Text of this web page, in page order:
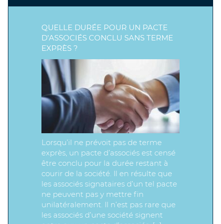
QUELLE DURÉE POUR UN PACTE
D’ASSOCIÉS CONCLU SANS TERME
EXPRÈS ?
Lorsqu’il ne prévoit pas de terme
exprès, un pacte d’associés est censé
être conclu pour la durée restant à
courir de la société. Il en résulte que
les associés signataires d’un tel pacte
ne peuvent pas y mettre fin
unilatéralement. Il n’est pas rare que
les associés d’une société signent